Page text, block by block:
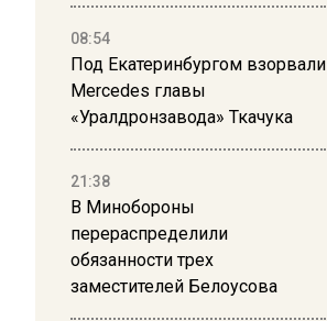
08:54
Под Екатеринбургом взорвали
Mercedes главы
«Уралдронзавода» Ткачука
21:38
В Минобороны
перераспределили
обязанности трех
заместителей Белоусова